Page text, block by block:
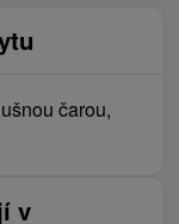
čarou,
v